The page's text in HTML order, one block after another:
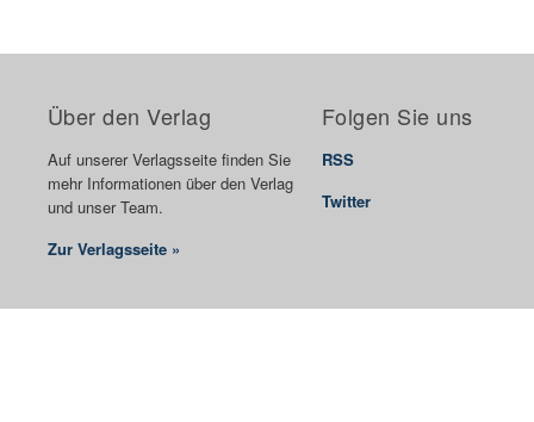
Über den Verlag
Auf unserer Verlagsseite finden Sie
mehr Informationen über den Verlag
und unser Team.
Zur Verlagsseite »
Folgen Sie uns
RSS
Twitter